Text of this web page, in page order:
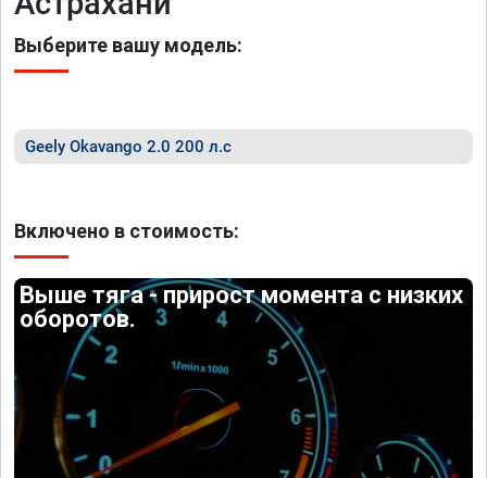
Выберите вашу модель:
Geely Okavango 2.0 200 л.с
Включено в стоимость:
Выше тяга - прирост момента с низких
оборотов.